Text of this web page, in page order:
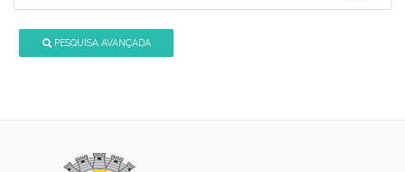
PESQUISA AVANÇADA